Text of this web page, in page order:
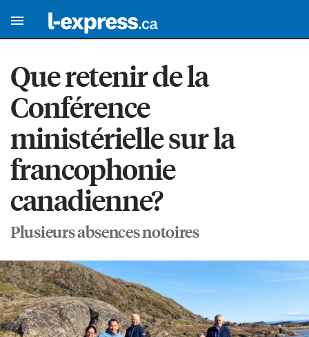
Que retenir de la
Conférence
ministérielle sur la
francophonie
canadienne?
Plusieurs absences notoires